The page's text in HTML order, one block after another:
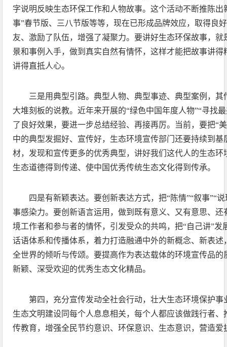
字说明反映生态环保工作和人物故事。这个活动不断推陈出
事”春节版、三八节版等等，现在已形成品牌效应，取得良
友、激励了队伍，增强了凝聚力。要讲好生态环保故事，
景和事例入手，做到真实自然有情怀，这样才能把故事讲
讲得直抵人心。
三是用典型引路。典型人物、典型事迹、典型案例，
大堆刻板的说教。近年来开展的“绿色中国年度人物”“寻找
了良好效果，要进一步总结经验、再接再厉。当前，要把“
中的典型发掘好、宣传好，生态环境宣传部门还要持续到
材，发现和宣传更多的优秀典型，讲好我们这代人的生态
生态道德得到传递、使中国优秀传统生态文化得到传承。
四是有新颖表达。要创新表达方式，把“陈情”“叙事”“
事感染力。要创新语言运用，做到既有意义、又有意思、还
境工作者和参与者的情怀，引发受众的共鸣，把“自己讲”发
话语体系和传播体系，着力打造融通中外的新概念、新表
全世界的倾听与传颂。要提高作为表达载体的环境宣传品
新颖、深受欢迎的优秀生态文化精品。
第四，充分宣传发动全社会行动，壮大生态环境保护
生态文明建设同每个人息息相关，每个人都应该做践行者
传教育，增强全民节约意识、环保意识、生态意识，营造